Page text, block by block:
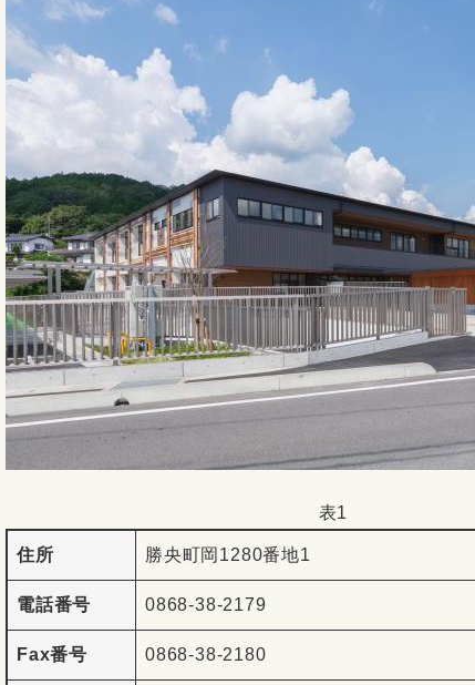
表1
住所 勝央町岡1280番地1
電話番号 0868-38-2179
Fax番号 0868-38-2180